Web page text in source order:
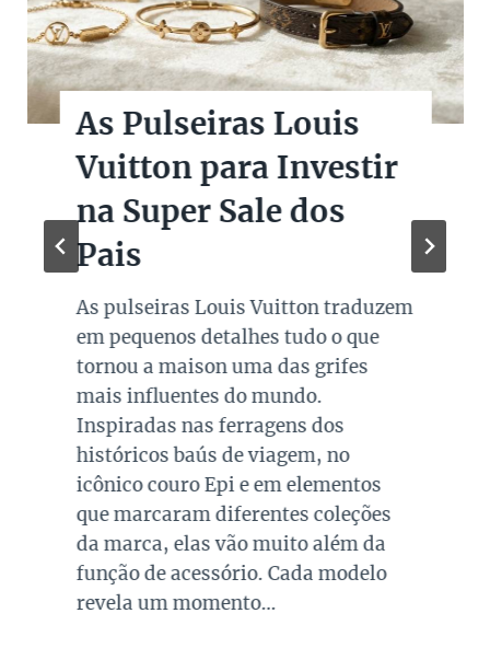
As Pulseiras Louis
Vuitton para Investir
na Super Sale dos
Pais
As pulseiras Louis Vuitton traduzem
em pequenos detalhes tudo o que
tornou a maison uma das grifes
mais influentes do mundo.
Inspiradas nas ferragens dos
históricos baús de viagem, no
icônico couro Epi e em elementos
que marcaram diferentes coleções
da marca, elas vão muito além da
função de acessório. Cada modelo
revela um momento…